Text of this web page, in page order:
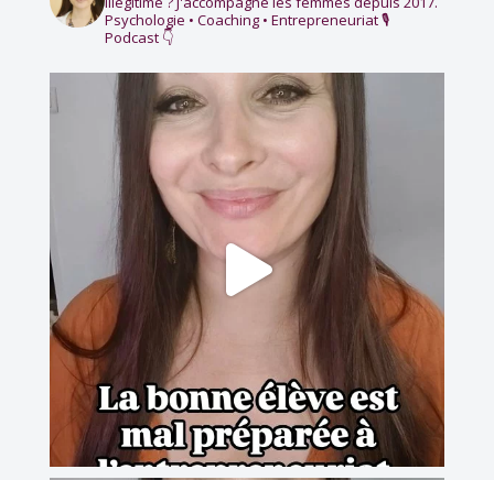
Psychologie • Coaching • Entrepreneuriat🎙️
Podcast 👇